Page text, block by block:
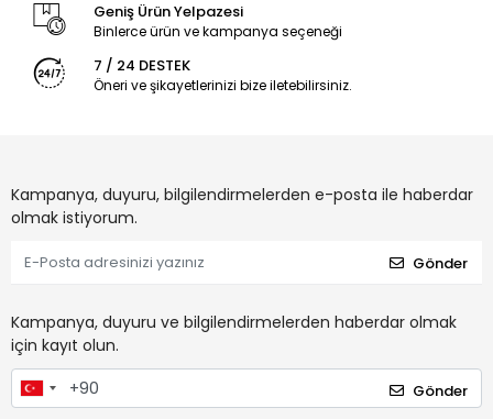
Geniş Ürün Yelpazesi
Binlerce ürün ve kampanya seçeneği
7 / 24 DESTEK
Öneri ve şikayetlerinizi bize iletebilirsiniz.
Kampanya, duyuru, bilgilendirmelerden e-posta ile haberdar
olmak istiyorum.
Gönder
Kampanya, duyuru ve bilgilendirmelerden haberdar olmak
için kayıt olun.
Gönder